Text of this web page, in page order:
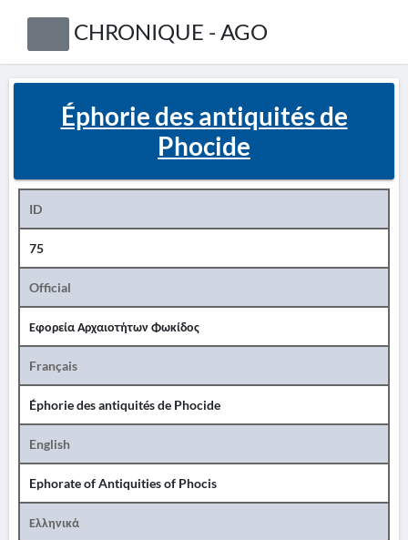
CHRONIQUE - AGO
Éphorie des antiquités de
Phocide
ID
75
Official
Εφορεία Αρχαιοτήτων Φωκίδος
Français
Éphorie des antiquités de Phocide
English
Ephorate of Antiquities of Phocis
Ελληνικά